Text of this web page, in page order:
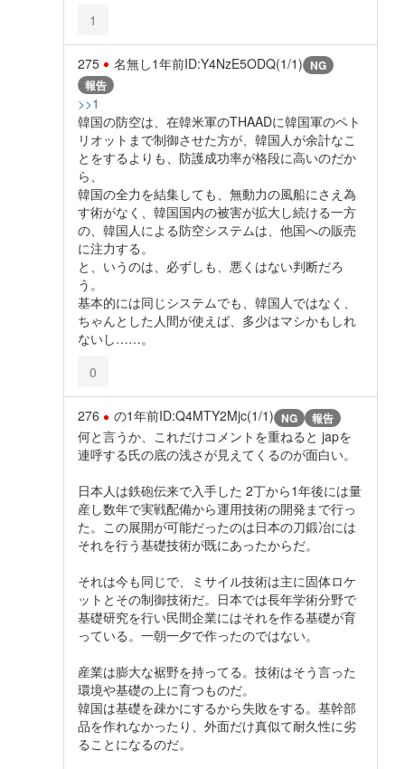
1
275 名無し1年前ID:Y4NzE5ODQ(1/1) NG
報告
>>1
韓国の防空は、在韓米軍のTHAADに韓国軍のペト
リオットまで制御させた方が、韓国人が余計なこ
とをするよりも、防護成功率が格段に高いのだか
ら、
韓国の全力を結集しても、無動力の風船にさえ為
す術がなく、韓国国内の被害が拡大し続ける一方
の、韓国人による防空システムは、他国への販売
に注力する。
と、いうのは、必ずしも、悪くはない判断だろ
う。
基本的には同じシステムでも、韓国人ではなく、
ちゃんとした人間が使えば、多少はマシかもしれ
ないし……。
0
276 の1年前ID:Q4MTY2Mjc(1/1) NG 報告
何と言うか、これだけコメントを重ねると japを
連呼する氏の底の浅さが見えてくるのが面白い。
日本人は鉄砲伝来で入手した 2丁から1年後には量
産し数年で実戦配備から運用技術の開発まで行っ
た。この展開が可能だったのは日本の刀鍛冶には
それを行う基礎技術が既にあったからだ。
それは今も同じで、ミサイル技術は主に固体ロケ
ットとその制御技術だ。日本では長年学術分野で
基礎研究を行い民間企業にはそれを作る基礎が育
っている。一朝一夕で作ったのではない。
産業は膨大な裾野を持ってる。技術はそう言った
環境や基礎の上に育つものだ。
韓国は基礎を疎かにするから失敗をする。基幹部
品を作れなかったり、外面だけ真似て耐久性に劣
ることになるのだ。